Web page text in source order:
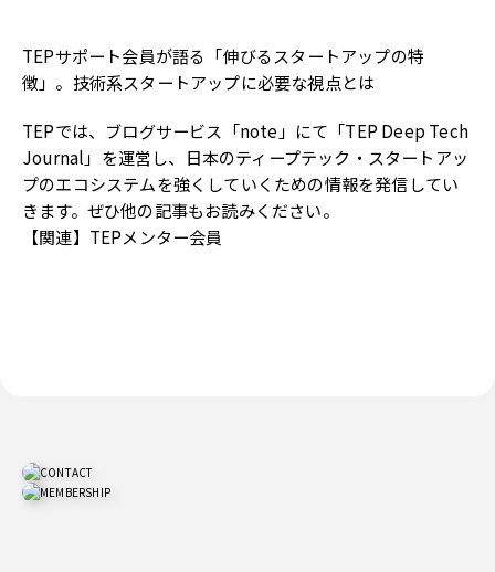
TEPサポート会員が語る「伸びるスタートアップの特
徴」。技術系スタートアップに必要な視点とは
TEPでは、ブログサービス「note」にて「TEP Deep Tech
Journal」を運営し、日本のティープテック・スタートアッ
プのエコシステムを強くしていくための情報を発信してい
きます。ぜひ他の記事もお読みください。
【関連】 TEPメンター会員